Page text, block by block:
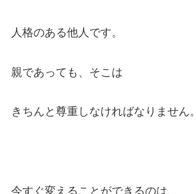
人格のある他人です。
親であっても、そこは
きちんと尊重しなければなりません。
今すぐ変えることができるのは、